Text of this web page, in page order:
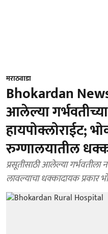
मराठवाडा
Bhokardan
आलेल्या
हायपोक्लोराईट;
रुग्णालयातील
प्रसूतीसाठी आलेल्या गर्भवतीला
लावल्याचा धक्कादायक प्रकार